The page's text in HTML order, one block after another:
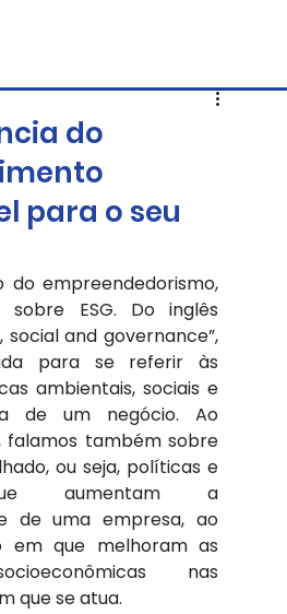
do
para o seu
do empreendedorismo,
sobre ESG. Do inglês
social and governance”,
para se referir às
ambientais, sociais e
de um negócio. Ao
falamos também sobre
ou seja, políticas e
aumentam a
de uma empresa, ao
em que melhoram as
nas
que se atua.